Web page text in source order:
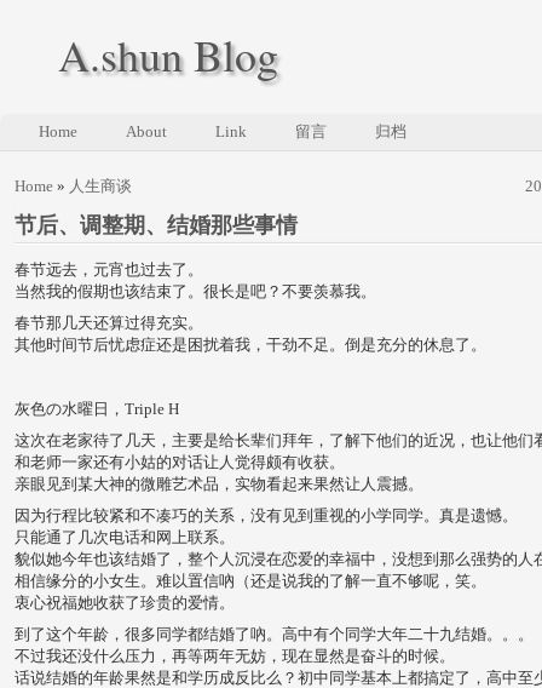
A.shun Blog
Home About Link 留言 归档
Home » 人生商谈
节后、调整期、结婚那些事情
春节远去，元宵也过去了。
当然我的假期也该结束了。很长是吧？不要羡慕我。
春节那几天还算过得充实。
其他时间节后忧虑症还是困扰着我，干劲不足。倒是充分的休息了。
灰色の水曜日，Triple H
这次在老家待了几天，主要是给长辈们拜年，了解下他们的近况，也让他们
和老师一家还有小姑的对话让人觉得颇有收获。
亲眼见到某大神的微雕艺术品，实物看起来果然让人震撼。
因为行程比较紧和不凑巧的关系，没有见到重视的小学同学。真是遗憾。
只能通了几次电话和网上联系。
貌似她今年也该结婚了，整个人沉浸在恋爱的幸福中，没想到那么强势的人
相信缘分的小女生。难以置信吶（还是说我的了解一直不够呢，笑。
衷心祝福她收获了珍贵的爱情。
到了这个年龄，很多同学都结婚了吶。高中有个同学大年二十九结婚。。。
不过我还没什么压力，再等两年无妨，现在显然是奋斗的时候。
话说结婚的年龄果然是和学历成反比么？初中同学基本上都搞定了，高中至